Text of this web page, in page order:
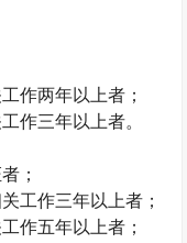
作两年以上者；
作三年以上者。
；
工作三年以上者；
作五年以上者；